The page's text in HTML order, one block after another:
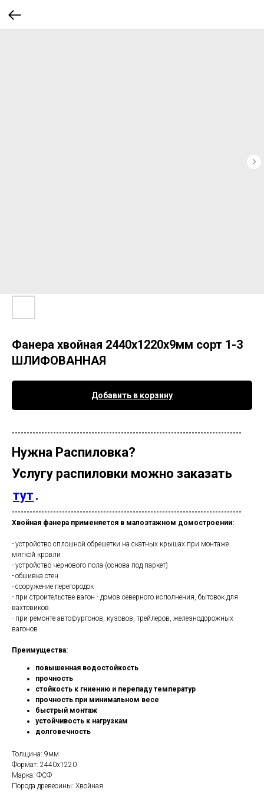
Фанера хвойная 2440х1220х9мм сорт 1-3
ШЛИФОВАННАЯ
Добавить в корзину
------------------------------------------------------------------------------
Нужна Распиловка?
Услугу распиловки можно заказать
тут .
------------------------------------------------------------------------------
Хвойная фанера применяется в малоэтажном домостроении:
- устройство сплошной обрешетки на скатных крышах при монтаже
мягкой кровли
- устройство чернового пола (основа под паркет)
- обшивка стен
- сооружение перегородок
- при строительстве вагон - домов северного исполнения, бытовок для
вахтовиков.
- при ремонте автофургонов, кузовов, трейлеров, железнодорожных
вагонов
Преимущества:
повышенная водостойкость
прочность
стойкость к гниению и перепаду температур
прочность при минимальном весе
быстрый монтаж
устойчивость к нагрузкам
долговечность
Толщина: 9мм
Формат: 2440x1220
Марка: ФСФ
Порода древесины: Хвойная